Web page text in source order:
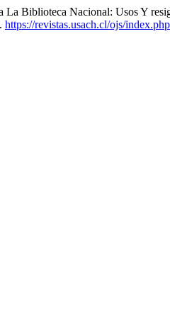
Biblioteca Nacional: Usos Y
https://revistas.usach.cl/ojs/